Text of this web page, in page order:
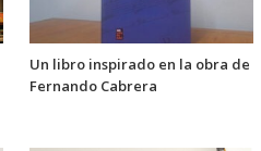
Un libro inspirado en la obra de
Fernando Cabrera